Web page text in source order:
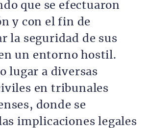
que se efectuaron
y con el fin de
la seguridad de sus
un entorno hostil.
lugar a diversas
en tribunales
donde se
implicaciones legales